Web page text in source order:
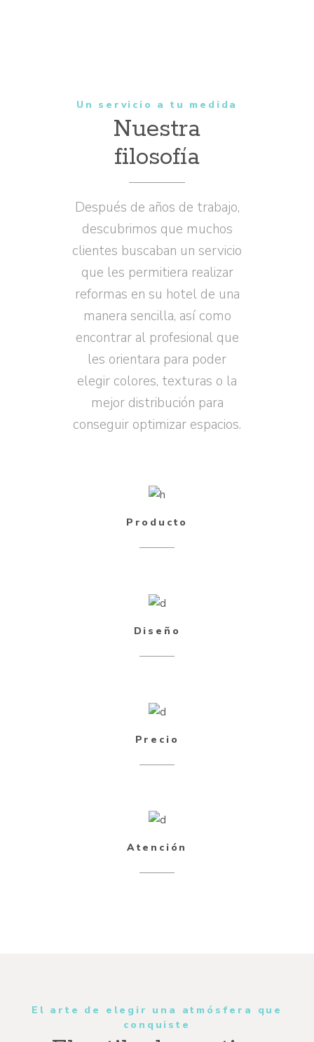
Un servicio a tu medida
Nuestra
filosofía
Después de años de trabajo,
descubrimos que muchos
clientes buscaban un servicio
que les permitiera realizar
reformas en su hotel de una
manera sencilla, así como
encontrar al profesional que
les orientara para poder
elegir colores, texturas o la
mejor distribución para
conseguir optimizar espacios.
Producto
Diseño
Precio
Atención
El arte de elegir una atmósfera que
conquiste